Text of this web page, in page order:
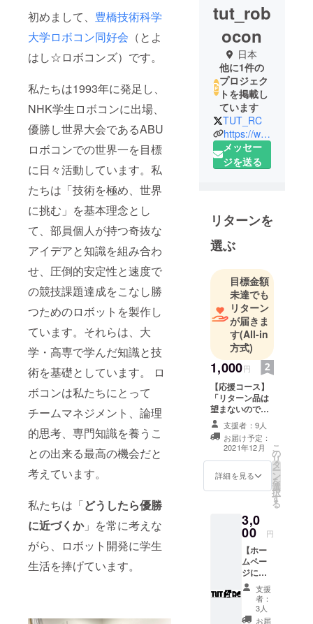
初めまして、 豊橋技術科学
大学ロボコン同好会 （とよ
はし☆ロボコンズ）です。
私たちは1993年に発足し、
NHK学生ロボコンに出場、
優勝し世界大会であるABU
ロボコンでの世界一を目標
に日々活動しています。私
たちは「技術を極め、世界
に挑む」を基本理念とし
て、部員個人が持つ奇抜な
アイデアと知識を組み合わ
せ、圧倒的安定性と速度で
の競技課題達成をこなし勝
つためのロボットを製作し
ています。それらは、大
学・高専で学んだ知識と技
術を基礎としています。 ロ
ボコンは私たちにとって
チームマネジメント、論理
的思考、専門知識を養うこ
との出来る最高の機会だと
考えています。
私たちは「どうしたら優勝
に近づくか」を常に考えな
がら、ロボット開発に学生
生活を捧げています。
tut_rob
ocon
日本
他に1件の
プロジェク
トを掲載し
ています
TUT_RC
https://www.tutrobo.rm.me.tut.ac.jp/
メッセー
ジを送る
リターンを
選ぶ
目標金額
未達でも
リターン
が届きま
す(All-in
方式)
1,000円
【応援コース】
「リターン品は
望まないのでお
気持ちだけ...」
の枠となってお
ります。 支援い
ただいた方には
お礼のメールを
いたします。
人豊橋技術科学
大学への寄附と
なり、弊法人が
寄附金の受付及
び領収書発行を
行います。 この
プロジェクトの
寄附は寄附金控
除の対象になり
ます。「寄附金
支援者：9人
お届け予定：
2021年12月
詳細を見る
こ
の
リ
タ
ー
ン
を
選
択
す
る
3,0
00 円
【ホー
ムペー
ジにご
芳名と
メッ
セージ
を記
支援
者：
3人
お届